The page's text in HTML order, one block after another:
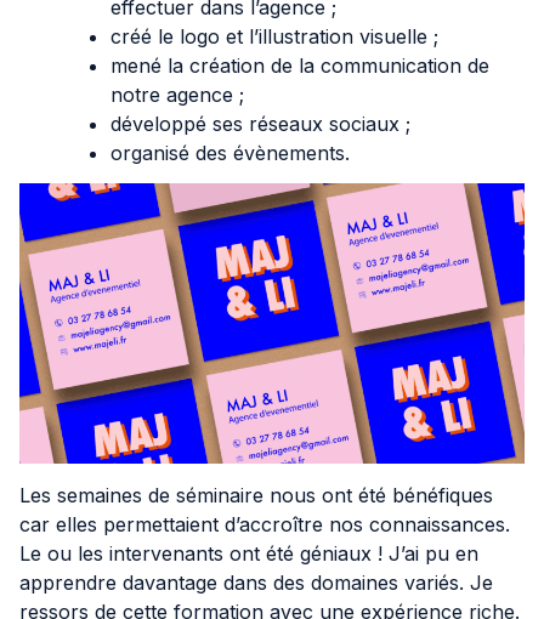
effectuer dans l’agence ;
créé le logo et l’illustration visuelle ;
mené la création de la communication de
notre agence ;
développé ses réseaux sociaux ;
organisé des évènements.
Les semaines de séminaire nous ont été bénéfiques
car elles permettaient d’accroître nos connaissances.
Le ou les intervenants ont été géniaux ! J’ai pu en
apprendre davantage dans des domaines variés. Je
ressors de cette formation avec une expérience riche.